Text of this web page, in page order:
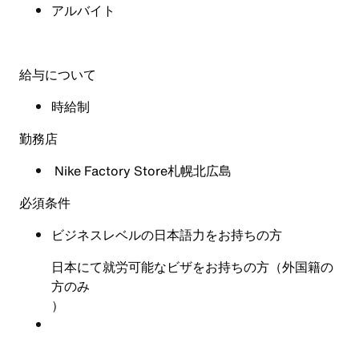
アルバイト
給与について
時給制
勤務店
Nike Factory Store札幌北広島
必須条件
ビジネスレベルの日本語力をお持ちの方
日本にて就労可能なビザをお持ちの方（外国籍の
方のみ
）